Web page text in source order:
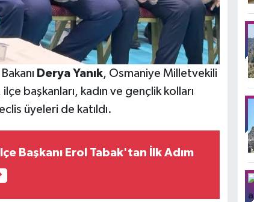
Derya Yanık, Osmaniye Milletvekili
ilçe başkanları, kadın ve gençlik kolları
üyeleri de katıldı.
Başkanı Erol Tabak'tan İlk Adım